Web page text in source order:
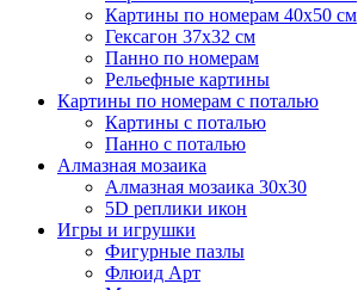
Картины по номерам 40х50 см
Гексагон 37х32 см
Панно по номерам
Рельефные картины
Картины по номерам с поталью
Картины с поталью
Панно с поталью
Алмазная мозаика
Алмазная мозаика 30х30
5D реплики икон
Игры и игрушки
Фигурные пазлы
Флюид Арт